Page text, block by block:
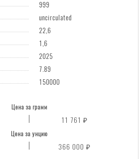
999
uncirculated
22,6
1,6
2025
7.89
150000
Цена за грамм
11 761 ₽
Цена за унцию
366 000 ₽